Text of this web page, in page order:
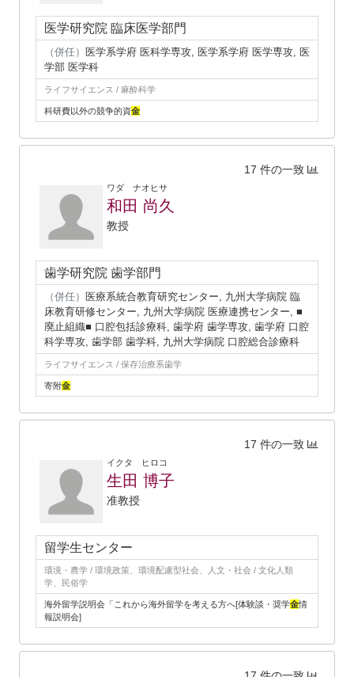
医学研究院 臨床医学部門
（併任） 医学系学府 医科学専攻, 医学系学府 医学専攻, 医
学部 医学科
ライフサイエンス / 麻酔科学
科研費以外の競争的資金
17 件の一致
ワダ ナオヒサ
和田 尚久
教授
歯学研究院 歯学部門
（併任） 医療系統合教育研究センター, 九州大学病院 臨
床教育研修センター, 九州大学病院 医療連携センター, ■
廃止組織■ 口腔包括診療科, 歯学府 歯学専攻, 歯学府 口腔
科学専攻, 歯学部 歯学科, 九州大学病院 口腔総合診療科
ライフサイエンス / 保存治療系歯学
寄附金
17 件の一致
イクタ ヒロコ
生田 博子
准教授
留学生センター
環境・農学 / 環境政策、環境配慮型社会、人文・社会 / 文化人類
学、民俗学
海外留学説明会「これから海外留学を考える方へ[体験談・奨学金情
報説明会]